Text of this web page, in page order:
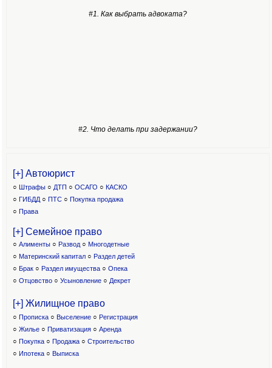
#1. Как выбрать адвоката?
#2. Что делать при задержании?
[+] Автоюрист
○ Штрафы ○ ДТП ○ ОСАГО ○ КАСКО
○ ГИБДД ○ ПТС ○ Покупка продажа
○ Права
[+] Семейное право
○ Алименты ○ Развод ○ Многодетные
○ Материнский капитал○ Раздел детей
○ Брак ○ Раздел имущества ○ Опека
○ Отцовство○ Усыновление ○ Декрет
[+] Жилищное право
○ Прописка ○ Выселение ○ Регистрация
○ Жилье ○ Приватизация ○ Аренда
○ Покупка ○ Продажа ○ Строительство
○ Ипотека ○ Выписка